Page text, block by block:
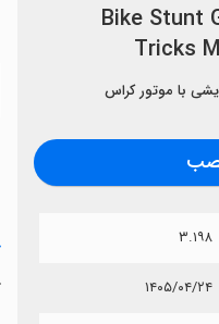
Bike Stunt
Tricks
با موتور کراس
۳.۱۹۸
۱۴۰۵/۰۴/۲۴